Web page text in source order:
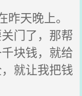
天晚上。
门了，那帮
块钱，就给
就让我把钱